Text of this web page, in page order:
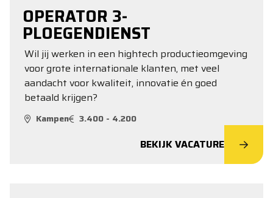
OPERATOR 3-
PLOEGENDIENST
Wil jij werken in een hightech productieomgeving
voor grote internationale klanten, met veel
aandacht voor kwaliteit, innovatie én goed
betaald krijgen?
Kampen 3.400 - 4.200
BEKIJK VACATURE